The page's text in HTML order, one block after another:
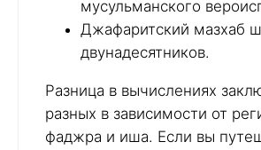
мусульманского
Джафаритский мазхаб
двунадесятников.
Разница в вычислениях
разных в зависимости от
фаджра и иша. Если вы